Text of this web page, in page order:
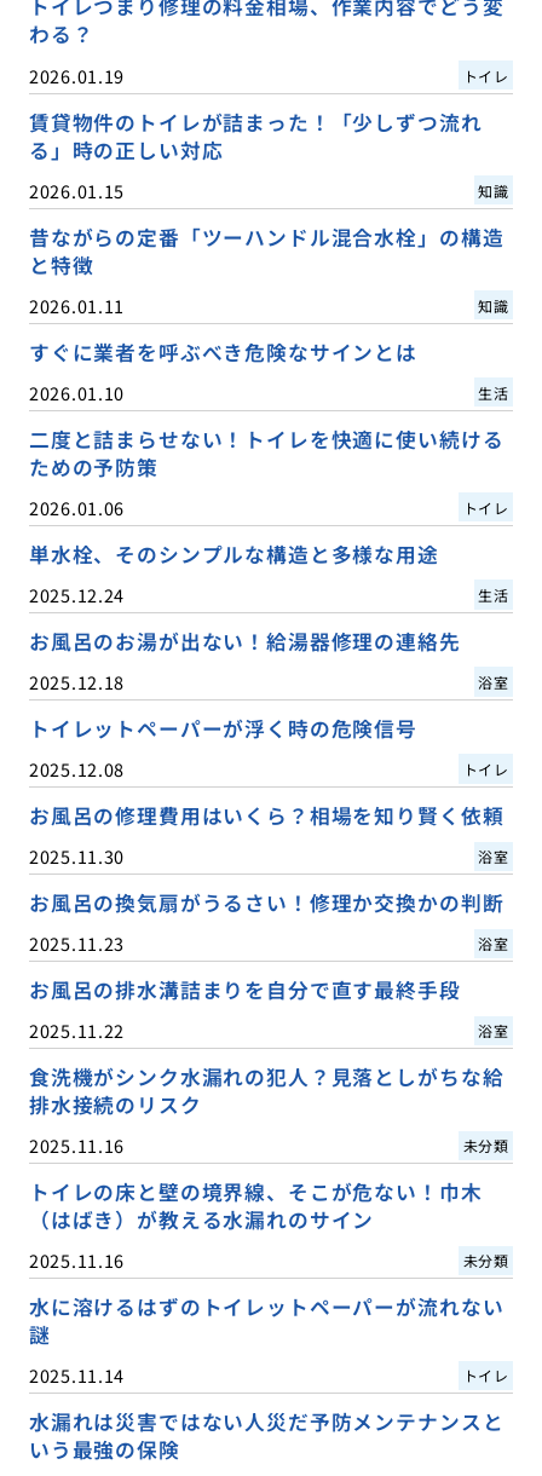
トイレつまり修理の料金相場、作業内容でどう変
わる？
2026.01.19 トイレ
賃貸物件のトイレが詰まった！「少しずつ流れ
る」時の正しい対応
2026.01.15 知識
昔ながらの定番「ツーハンドル混合水栓」の構造
と特徴
2026.01.11 知識
すぐに業者を呼ぶべき危険なサインとは
2026.01.10 生活
二度と詰まらせない！トイレを快適に使い続ける
ための予防策
2026.01.06 トイレ
単水栓、そのシンプルな構造と多様な用途
2025.12.24 生活
お風呂のお湯が出ない！給湯器修理の連絡先
2025.12.18 浴室
トイレットペーパーが浮く時の危険信号
2025.12.08 トイレ
お風呂の修理費用はいくら？相場を知り賢く依頼
2025.11.30 浴室
お風呂の換気扇がうるさい！修理か交換かの判断
2025.11.23 浴室
お風呂の排水溝詰まりを自分で直す最終手段
2025.11.22 浴室
食洗機がシンク水漏れの犯人？見落としがちな給
排水接続のリスク
2025.11.16 未分類
トイレの床と壁の境界線、そこが危ない！巾木
（はばき）が教える水漏れのサイン
2025.11.16 未分類
水に溶けるはずのトイレットペーパーが流れない
謎
2025.11.14 トイレ
水漏れは災害ではない人災だ予防メンテナンスと
いう最強の保険